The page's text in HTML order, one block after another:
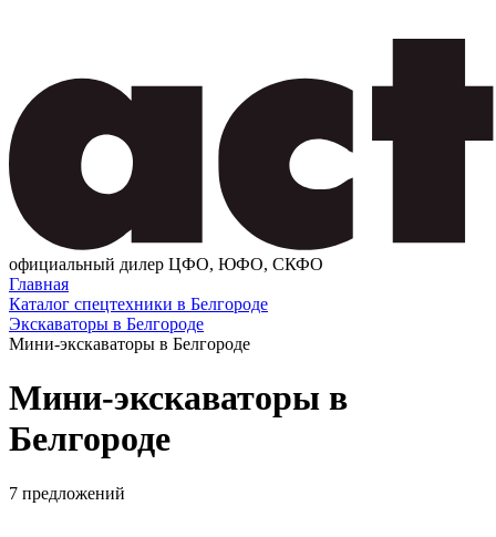
официальный дилер ЦФО, ЮФО, СКФО
Главная
Каталог спецтехники в Белгороде
Экскаваторы в Белгороде
Мини-экскаваторы в Белгороде
Мини-экскаваторы в
Белгороде
7 предложений